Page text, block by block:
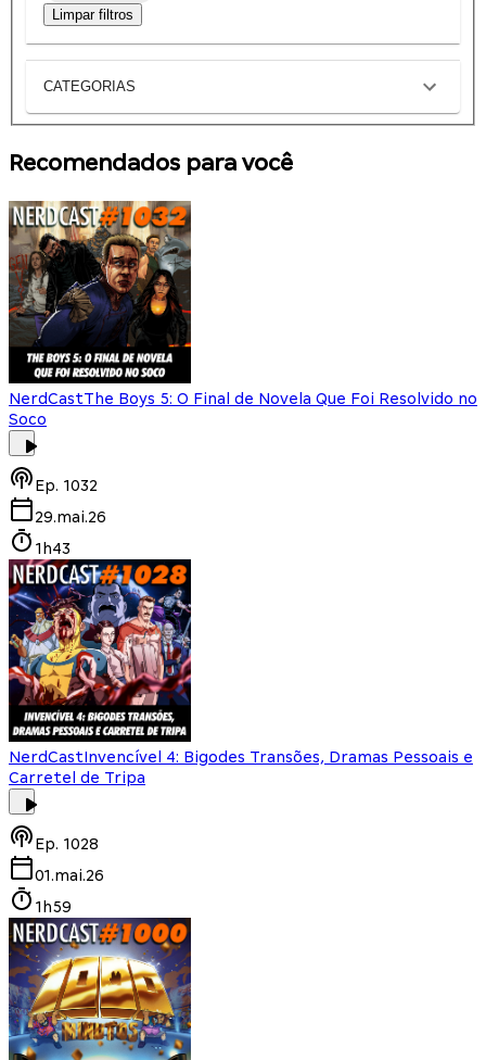
Limpar filtros
CATEGORIAS
Recomendados para você
NerdCastThe Boys 5: O Final de Novela Que Foi Resolvido no
Soco
Ep. 1032
29.mai.26
1h43
NerdCastInvencível 4: Bigodes Transões, Dramas Pessoais e
Carretel de Tripa
Ep. 1028
01.mai.26
1h59